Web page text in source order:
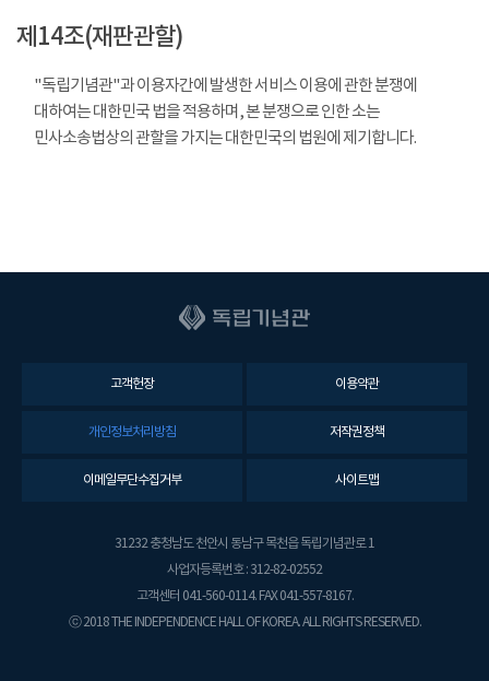
제14조(재판관할)
"독립기념관"과 이용자간에 발생한 서비스 이용에 관한 분쟁에
대하여는 대한민국 법을 적용하며, 본 분쟁으로 인한 소는
민사소송법상의 관할을 가지는 대한민국의 법원에 제기합니다.
고객헌장 이용약관
개인정보처리방침 저작권정책
이메일무단수집거부 사이트맵
31232 충청남도 천안시 동남구 목천읍 독립기념관로 1
사업자등록번호 : 312-82-02552
고객센터 041-560-0114. FAX 041-557-8167.
ⓒ 2018 THE INDEPENDENCE HALL OF KOREA. ALL RIGHTS RESERVED.